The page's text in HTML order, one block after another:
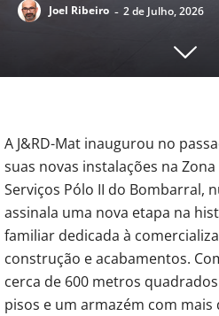
Joel Ribeiro - 2 de Julho, 2026
A J&RD-Mat inaugurou no
suas novas instalações na
Serviços Pólo II do Bombarral,
assinala uma nova etapa na
familiar dedicada à
construção e acabamentos.
cerca de 600 metros
pisos e um armazém com mais